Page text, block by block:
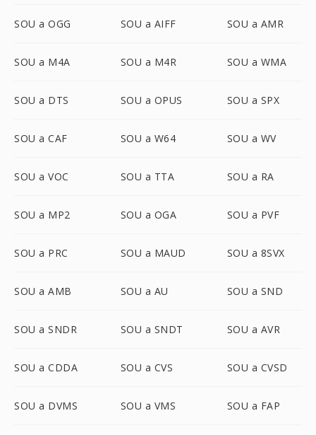
SOU a OGG SOU a AIFF SOU a AMR
SOU a M4A SOU a M4R SOU a WMA
SOU a DTS SOU a OPUS SOU a SPX
SOU a CAF SOU a W64 SOU a WV
SOU a VOC SOU a TTA SOU a RA
SOU a MP2 SOU a OGA SOU a PVF
SOU a PRC SOU a MAUD SOU a 8SVX
SOU a AMB SOU a AU SOU a SND
SOU a SNDR SOU a SNDT SOU a AVR
SOU a CDDA SOU a CVS SOU a CVSD
SOU a DVMS SOU a VMS SOU a FAP